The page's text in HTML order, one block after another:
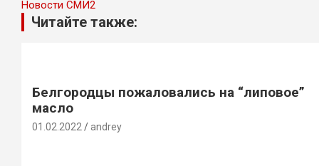
Новости СМИ2
Читайте также:
Белгородцы пожаловались на “липовое”
масло
01.02.2022 andrey